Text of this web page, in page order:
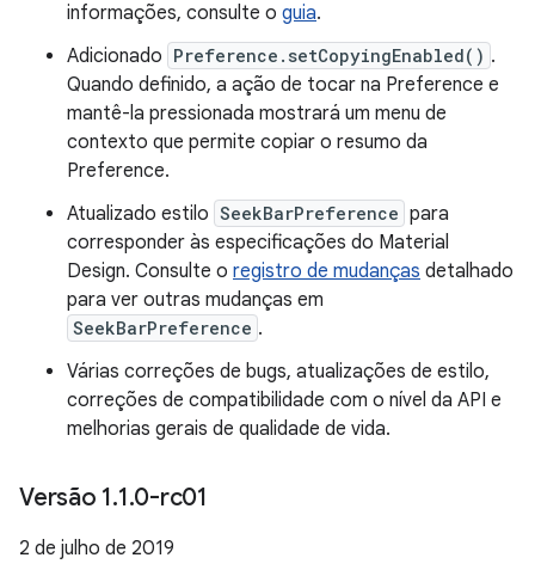
informações, consulte o guia.
Adicionado Preference.setCopyingEnabled() .
Quando definido, a ação de tocar na Preference e
mantê-la pressionada mostrará um menu de
contexto que permite copiar o resumo da
Preference.
Atualizado estilo SeekBarPreference para
corresponder às especificações do Material
Design. Consulte o registro de mudanças detalhado
para ver outras mudanças em
SeekBarPreference .
Várias correções de bugs, atualizações de estilo,
correções de compatibilidade com o nível da API e
melhorias gerais de qualidade de vida.
Versão 1.1.0-rc01
2 de julho de 2019